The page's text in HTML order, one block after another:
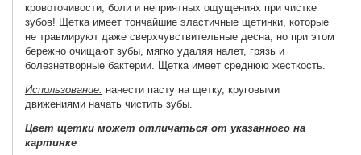
кровоточивости, боли и неприятных ощущениях при чистке
зубов! Щетка имеет тончайшие эластичные щетинки, которые
не травмируют даже сверхчувствительные десна, но при этом
бережно очищают зубы, мягко удаляя налет, грязь и
болезнетворные бактерии. Щетка имеет среднюю жесткость.
Использование: нанести пасту на щетку, круговыми
движениями начать чистить зубы.
Цвет щетки может отличаться от указанного на
картинке